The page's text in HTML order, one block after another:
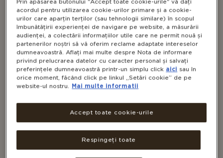
EVENING PRIMROSE OIL (ULEI
DE LUMINIȚA NOPȚII) 500 MG
Prin apăsarea butonului "Accept toate cookie-urile" vă dați
acordul pentru utilizarea cookie-urilor primare și a cookie-
urilor care aparțin terților (sau tehnologii similare) în scopul
îmbunătățirii experienței de navigare pe website, a măsurării
audienței, a colectării informațiilor utile care ne permit nouă și
partenerilor noștri să vă oferim reclame adaptate intereselor
dumneavoastră. Aflați mai multe despre Nota de informare
privind prelucrarea datelor cu caracter personal și salvați
preferințele dumneavoastră printr-un simplu click aici sau în
orice moment, făcând click pe linkul „Setări cookie” de pe
website-ul nostru. Mai multe informatii
Respingeți toate
Accept toate cookie-urile